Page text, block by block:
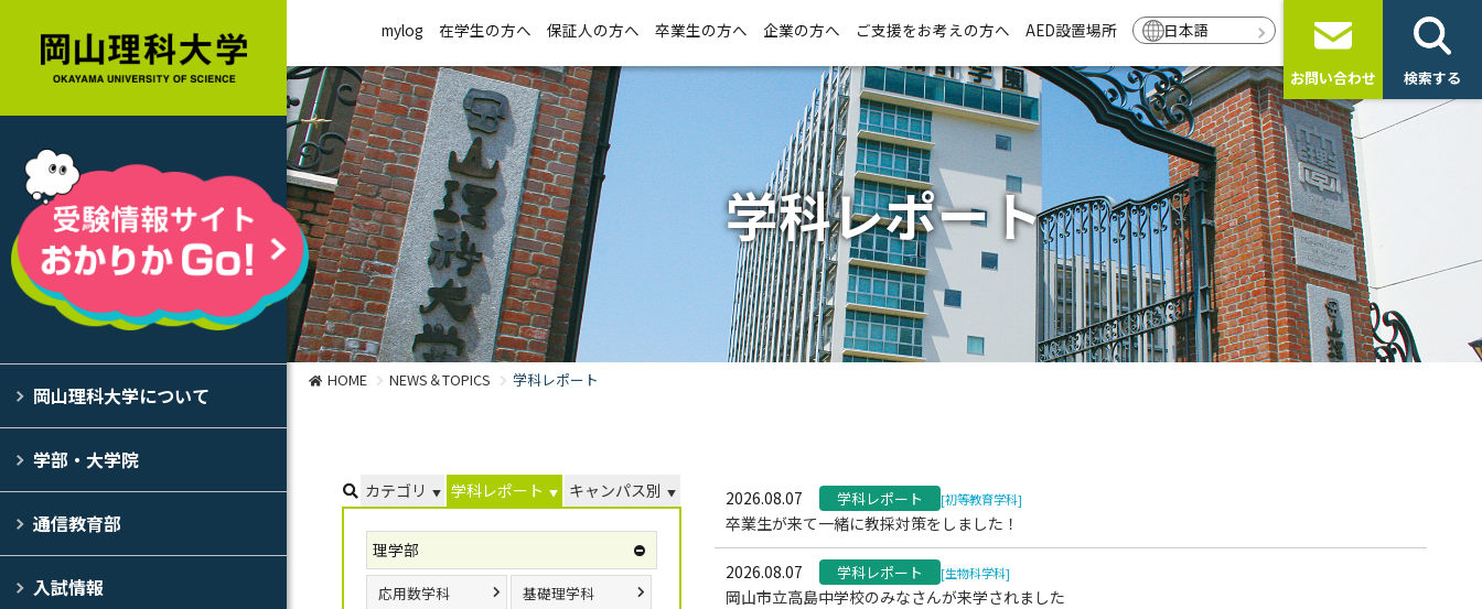
岡山理科大学について
学部・大学院
通信教育部
入試情報
mylog 在学生の方へ 保証人の方へ 卒業生の方へ 企業の方へ ご支援をお考えの方へ AED設置場所 日本語
お問い合わせ 検索する
学科レポート
HOME NEWS＆TOPICS 学科レポート
カテゴリ 学科レポート キャンパス別
理学部
応用数学科
基礎理学科
2026.08.07 学科レポート [初等教育学科]
卒業生が来て一緒に教採対策をしました！
2026.08.07 学科レポート [生物科学科]
岡山市立高島中学校のみなさんが来学されました